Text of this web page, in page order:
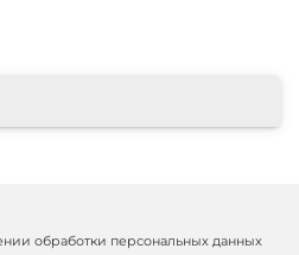
обработки персональных данных